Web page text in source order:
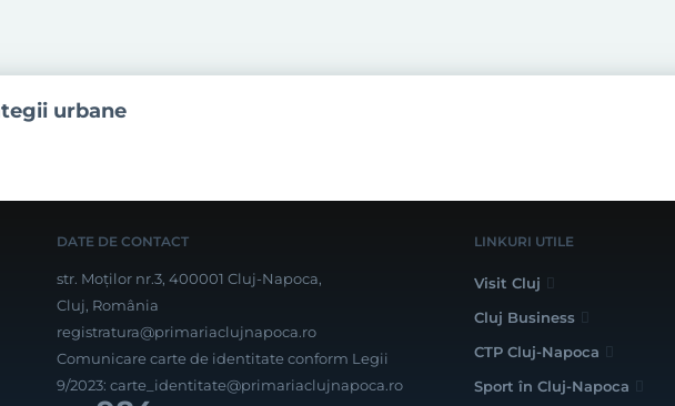
urbane
DATE DE CONTACT
str. Moților nr.3, 400001 Cluj-Napoca,
Cluj, România
registratura@primariaclujnapoca.ro
Comunicare carte de identitate conform Legii
9/2023: carte_identitate@primariaclujnapoca.ro
LINKURI UTILE
Visit Cluj
Cluj Business
CTP Cluj-Napoca
Sport în Cluj-Napoca